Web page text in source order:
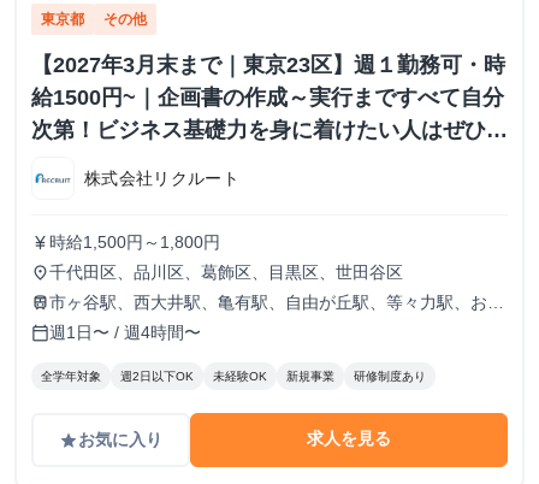
東京都 その他
【2027年3月末まで｜東京23区】週１勤務可・時
給1500円~｜企画書の作成～実行まですべて自分
次第！ビジネス基礎力を身に着けたい人はぜひご
株式会社リクルート
currency_yen 時給1,500円～1,800円
place千代田区、品川区、葛飾区、目黒区、世田谷区
train市ヶ谷駅、西大井駅、亀有駅、自由が丘駅、等々力駅、お花
茶屋駅
calendar_today週1日〜 / 週4時間〜
全学年対象 週2日以下OK 未経験OK 新規事業 研修制度あり
gradeお気に入り 求人を見る